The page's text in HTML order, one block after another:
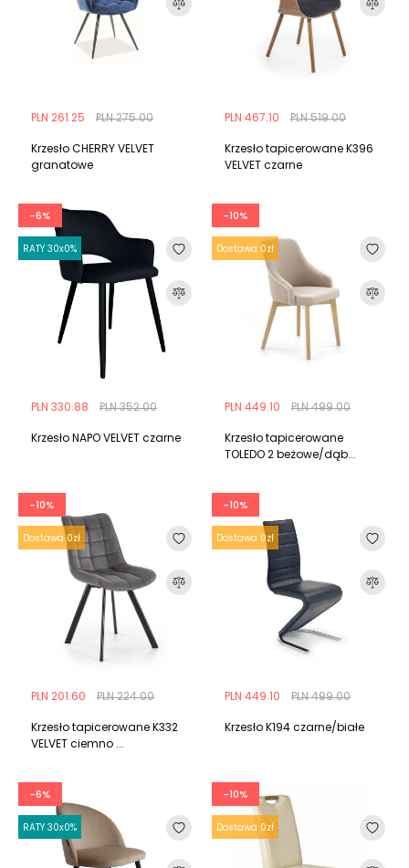
PLN 275.00
PLN 261.25
Krzesło CHERRY VELVET
granatowe
PLN 519.00
PLN 467.10
Krzesło tapicerowane K396
VELVET czarne
-6%
RATY 30x0%
PLN 352.00
PLN 330.88
Krzesło NAPO VELVET czarne
-10%
Dostawa 0zł
PLN 499.00
PLN 449.10
Krzesło tapicerowane
TOLEDO 2 beżowe/dąb...
-10%
Dostawa 0zł
PLN 224.00
PLN 201.60
Krzesło tapicerowane K332
VELVET ciemno ...
-10%
Dostawa 0zł
PLN 499.00
PLN 449.10
Krzesło K194 czarne/białe
-6%
RATY 30x0%
-10%
Dostawa 0zł